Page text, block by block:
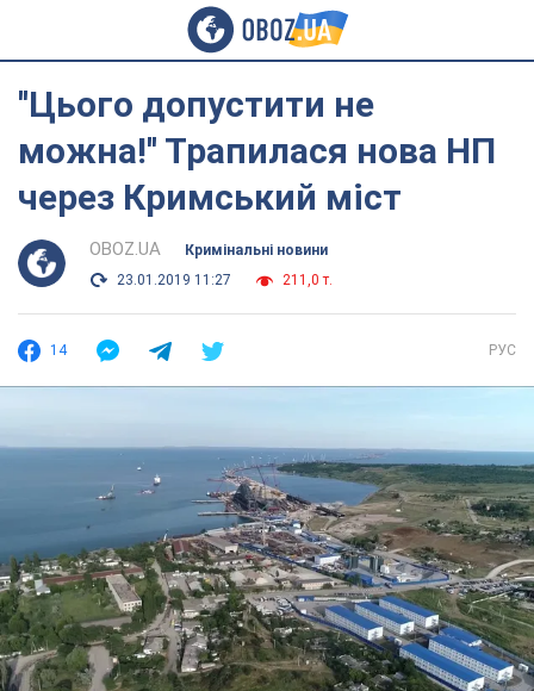
''Цього допустити не
можна!'' Трапилася нова НП
через Кримський міст
OBOZ.UA
Кримінальні новини
23.01.2019 11:27
211,0 т.
14 РУС